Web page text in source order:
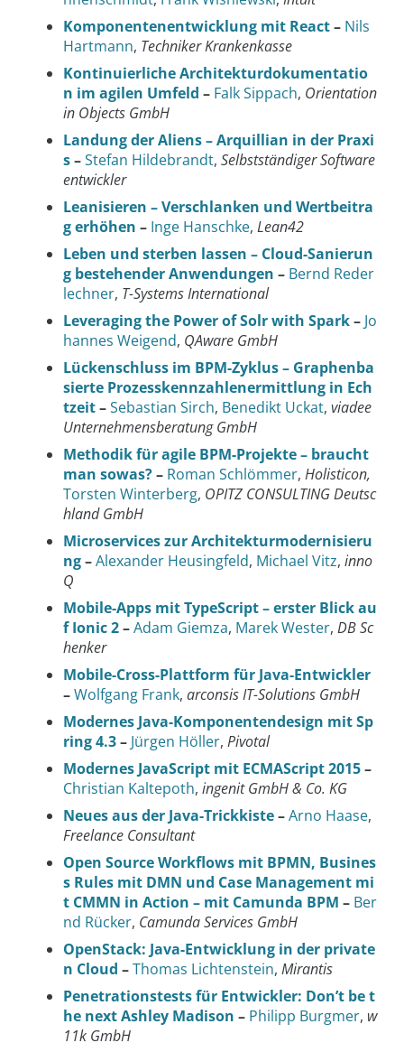
Komponentenentwicklung mit React– Nils
Hartmann, Techniker Krankenkasse
Kontinuierliche Architekturdokumentatio
n im agilen Umfeld – Falk Sippach, Orientation
in Objects GmbH
Landung der Aliens – Arquillian in der Praxi
s–Stefan Hildebrandt, Selbstständiger Software
entwickler
Leanisieren – Verschlanken und Wertbeitra
g erhöhen – Inge Hanschke, Lean42
Leben und sterben lassen – Cloud-Sanierun
g bestehender Anwendungen – Bernd Reder
lechner, T-Systems International
Leveraging the Power of Solr with Spark– Jo
hannes Weigend, QAware GmbH
Lückenschluss im BPM-Zyklus – Graphenba
sierte Prozesskennzahlenermittlung in Ech
tzeit–Sebastian Sirch, Benedikt Uckat, viadee
Unternehmensberatung GmbH
Methodik für agile BPM-Projekte – braucht
man sowas?– Roman Schlömmer, Holisticon,
Torsten Winterberg, OPITZ CONSULTING Deutsc
hland GmbH
Microservices zur Architekturmodernisieru
ng–Alexander Heusingfeld, Michael Vitz, inno
Q
Mobile-Apps mit TypeScript – erster Blick au
f Ionic 2–Adam Giemza, Marek Wester, DB Sc
henker
Mobile-Cross-Plattform für Java-Entwickler
–Wolfgang Frank, arconsis IT-Solutions GmbH
Modernes Java-Komponentendesign mit Sp
ring 4.3– Jürgen Höller, Pivotal
Modernes JavaScript mit ECMAScript 2015–
Christian Kaltepoth, ingenit GmbH & Co. KG
Neues aus der Java-Trickkiste–Arno Haase,
Freelance Consultant
Open Source Workflows mit BPMN, Busines
s Rules mit DMN und Case Management mi
t CMMN in Action – mit Camunda BPM – Ber
nd Rücker, Camunda Services GmbH
OpenStack: Java-Entwicklung in der private
n Cloud –Thomas Lichtenstein, Mirantis
Penetrationstests für Entwickler: Don’t be t
he next Ashley Madison – Philipp Burgmer, w
11k GmbH